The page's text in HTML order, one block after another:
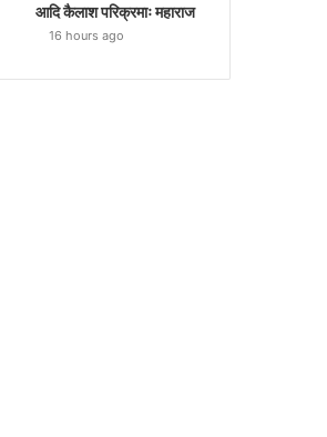
आदि कैलाश परिक्रमाः महाराज
16 hours ago